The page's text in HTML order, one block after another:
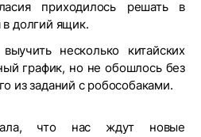
приходилось решать в
долгий ящик.
несколько китайских
график, но не обошлось без
из заданий с робособаками.
что нас ждут новые